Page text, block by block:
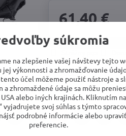
61,40 €
Výrobca:AL-KO
BlueskyPinterestRedditLinkedIn
súkromia
na zlepšenie vašej návštevy tejto
jej výkonnosti a zhromažďovanie
účel môžeme použiť nástroje a
a zhromaždené údaje sa môžu
alebo iných krajinách. Kliknutím
vyjadrujete svoj súhlas s týmto
podrobné informácie alebo
preferencie.